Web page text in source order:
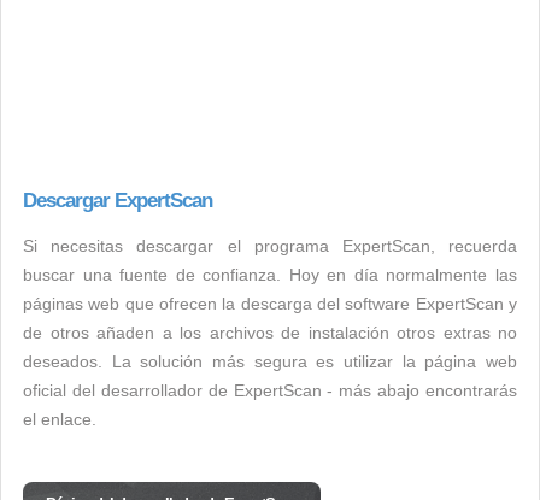
Descargar ExpertScan
Si necesitas descargar el programa ExpertScan, recuerda
buscar una fuente de confianza. Hoy en día normalmente las
páginas web que ofrecen la descarga del software ExpertScan y
de otros añaden a los archivos de instalación otros extras no
deseados. La solución más segura es utilizar la página web
oficial del desarrollador de ExpertScan - más abajo encontrarás
el enlace.